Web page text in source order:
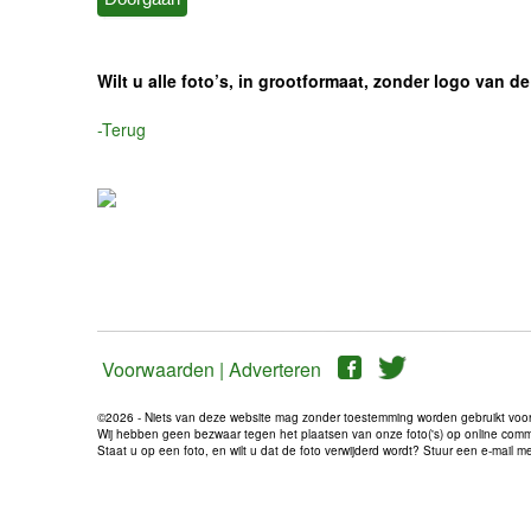
Wilt u alle foto’s, in grootformaat, zonder logo van
-Terug
Voorwaarden | Adverteren
©2026 - Niets van deze website mag zonder toestemming worden gebruikt
Wij hebben geen bezwaar tegen het plaatsen van onze foto('s) op online
Staat u op een foto, en wilt u dat de foto verwijderd wordt? Stuur een e-mail